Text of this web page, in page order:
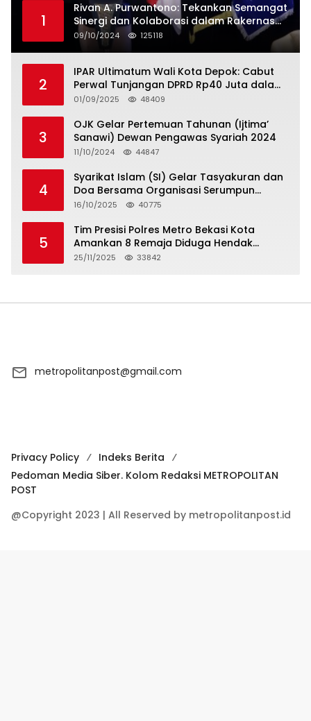
1
Rivan A. Purwantono: Tekankan Semangat
Sinergi dan Kolaborasi dalam Rakernas
Serikat Pekerja Jasa Raharja
09/10/2024 125118
2
IPAR Ultimatum Wali Kota Depok: Cabut
Perwal Tunjangan DPRD Rp40 Juta dalam
5 Hari atau Hadapi Aksi Rakyat
01/09/2025 48409
3
OJK Gelar Pertemuan Tahunan (Ijtima’
Sanawi) Dewan Pengawas Syariah 2024
11/10/2024 44847
4
Syarikat Islam (SI) Gelar Tasyakuran dan
Doa Bersama Organisasi Serumpun
Syarikat Islam Doa
16/10/2025 40775
5
Tim Presisi Polres Metro Bekasi Kota
Amankan 8 Remaja Diduga Hendak
Tawuran
25/11/2025 33842
metropolitanpost@gmail.com
Privacy Policy
Indeks Berita
Pedoman Media Siber. Kolom Redaksi METROPOLITAN
POST
@Copyright 2023 | All Reserved by metropolitanpost.id